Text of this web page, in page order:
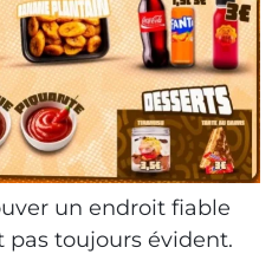
un endroit fiable
pas toujours évident.